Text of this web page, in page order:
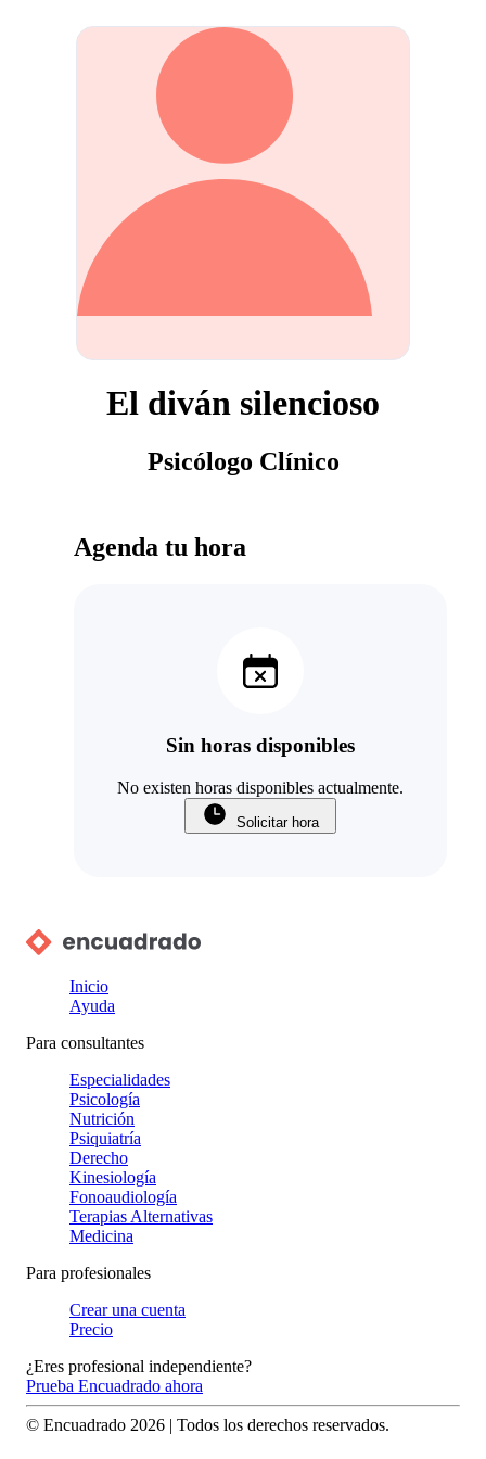
El diván silencioso
Psicólogo Clínico
Agenda tu hora
Sin horas disponibles
No existen horas disponibles actualmente.
Solicitar hora
Inicio
Ayuda
Para consultantes
Especialidades
Psicología
Nutrición
Psiquiatría
Derecho
Kinesiología
Fonoaudiología
Terapias Alternativas
Medicina
Para profesionales
Crear una cuenta
Precio
¿Eres profesional independiente?
Prueba Encuadrado ahora
© Encuadrado 2026 | Todos los derechos reservados.